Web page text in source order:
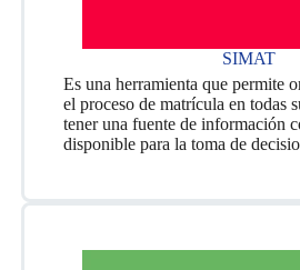
SIMAT
Es una herramienta que permite
el proceso de matrícula en todas
tener una fuente de información
disponible para la toma de